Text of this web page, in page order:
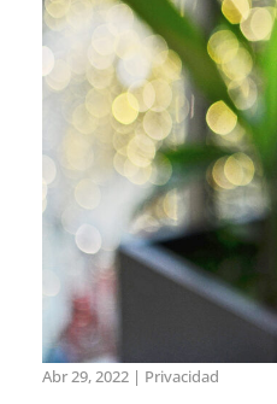
Abr 29, 2022 | Privacidad